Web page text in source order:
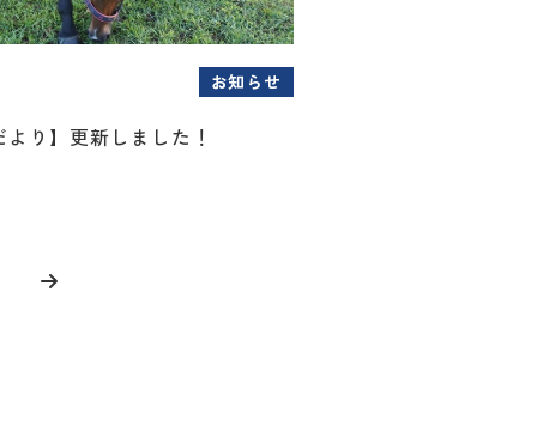
お知らせ
り】更新しました！